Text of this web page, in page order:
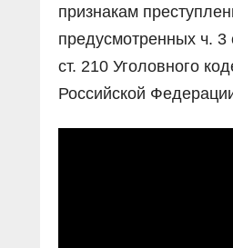
признакам
предусмотренных ч. 3
ст. 210 Уголовного
Российской